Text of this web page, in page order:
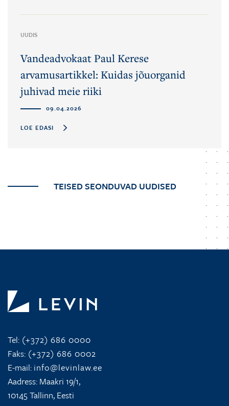
UUDIS
Vandeadvokaat Paul Kerese
arvamusartikkel: Kuidas jõuorganid
juhivad meie riiki
09.04.2026
LOE EDASI
TEISED SEONDUVAD UUDISED
Tel: (+372) 686 0000
Faks: (+372) 686 0002
E-mail: info@levinlaw.ee
Aadress: Maakri 19/1,
10145 Tallinn, Eesti